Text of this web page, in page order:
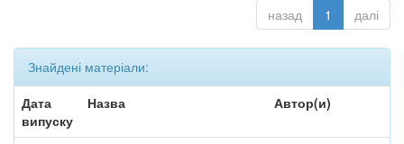
назад 1 далі
Знайдені матеріали:
Дата
випуску
Назва Автор(и)